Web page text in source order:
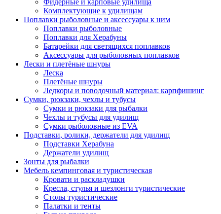
Комплектующие к удилищам
Поплавки рыболовные и аксессуары к ним
Поплавки рыболовные
Поплавки для Херабуны
Батарейки для светящихся поплавков
Аксессуары для рыболовных поплавков
Лески и плетёные шнуры
Леска
Плетёные шнуры
Ледкоры и поводочный материал: карпфишинг
Сумки, рюкзаки, чехлы и тубусы
Сумки и рюкзаки для рыбалки
Чехлы и тубусы для удилищ
Сумки рыболовные из EVA
Подставки, ролики, держатели для удилищ
Подставки Херабуна
Держатели удилищ
Зонты для рыбалки
Мебель кемпинговая и туристическая
Кровати и раскладушки
Кресла, стулья и шезлонги туристические
Столы туристические
Палатки и тенты